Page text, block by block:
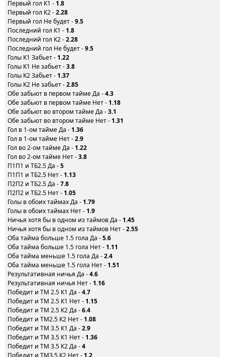
Первый гол К1 - 1.8
Первый гол К2 -2.28
Первый гол Не будет -9.5
Последний гол К1 - 1.8
Последний гол К2 -2.28
Последний гол Не будет -9.5
Голы K1 Забьет - 1.22
Голы K1 Не забьет -3.8
Голы K2 Забьет - 1.37
Голы K2 Не забьет -2.85
Обе забьют в первом тайме Да -4.3
Обе забьют в первом тайме Нет - 1.18
Обе забьют во втором тайме Да -3.1
Обе забьют во втором тайме Нет - 1.31
Гол в 1-ом тайме Да - 1.36
Гол в 1-ом тайме Нет -2.9
Гол во 2-ом тайме Да - 1.22
Гол во 2-ом тайме Нет -3.8
П1П1 и ТБ2.5 Да -5
П1П1 и ТБ2.5 Нет - 1.13
П2П2 и ТБ2.5 Да -7.8
П2П2 и ТБ2.5 Нет - 1.05
Голы в обоих таймах Да - 1.79
Голы в обоих таймах Нет - 1.9
Ничья хотя бы в одном из таймов Да - 1.45
Ничья хотя бы в одном из таймов Нет -2.55
Оба тайма больше 1.5 гола Да -5.6
Оба тайма больше 1.5 гола Нет - 1.11
Оба тайма меньше 1.5 гола Да -2.4
Оба тайма меньше 1.5 гола Нет - 1.51
Результативная ничья Да -4.6
Результативная ничья Нет - 1.16
Победит и ТМ 2.5 К1 Да -4.7
Победит и ТМ 2.5 К1 Нет - 1.15
Победит и ТМ 2.5 К2 Да -6.4
Победит и ТМ2.5 К2 Нет - 1.08
Победит и ТМ 3.5 К1 Да -2.9
Победит и ТМ 3.5 К1 Нет - 1.36
Победит и ТМ 3.5 К2 Да -4
Победит и ТМ3.5 К2 Нет - 1.2